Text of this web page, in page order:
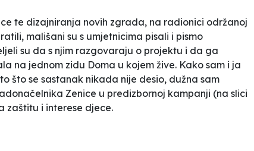
te dizajniranja novih zgrada, na radionici održanoj
mališani su s umjetnicima pisali i pismo
su da s njim razgovaraju o projektu i da ga
na jednom zidu Doma u kojem žive. Kako sam i ja
što se sastanak nikada nije desio, dužna sam
Zenice u predizbornoj kampanji (na slici
zaštitu i interese djece.